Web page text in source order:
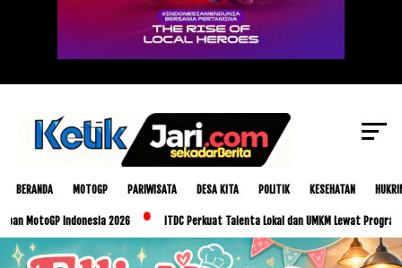
BERANDA MOTOGP PARIWISATA DESA KITA POLITIK KESEHATAN
Indonesia 2026 ITDC Perkuat Talenta Lokal dan UMKM Lewat Program Glorious